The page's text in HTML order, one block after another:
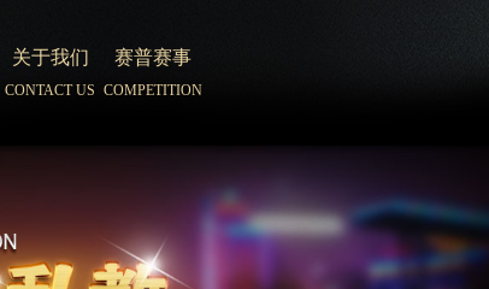
关于我们
CONTACT US
赛普赛事
COMPETITION